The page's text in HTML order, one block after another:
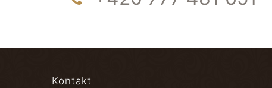
Kontakt